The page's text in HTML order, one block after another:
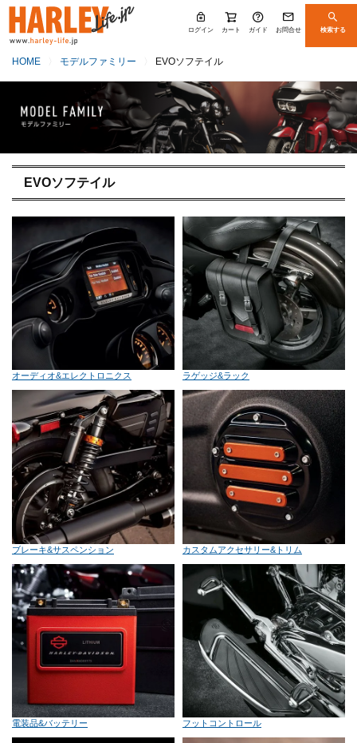
ログイン カート ガイド お問合せ 検索する
HOME モデルファミリー EVOソフテイル
EVOソフテイル
オーディオ&エレクトロニクス ラゲッジ&ラック
ブレーキ&サスペンション カスタムアクセサリー&トリム
電装品&バッテリー フットコントロール